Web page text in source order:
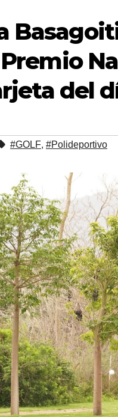
del
#GOLF, #Polideportivo